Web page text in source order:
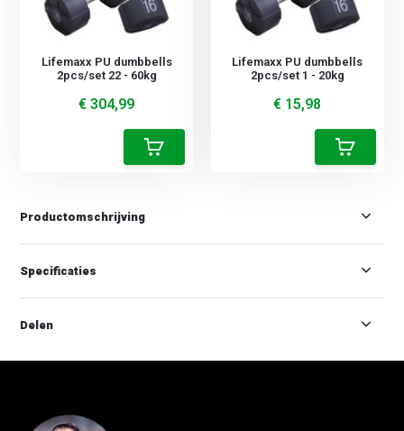
Productomschrijving
Lifemaxx PU dumbbells
2pcs/set 22 - 60kg
€ 304,99
Lifemaxx PU dumbbells
2pcs/set 1 - 20kg
€ 15,98
Specificaties
Delen